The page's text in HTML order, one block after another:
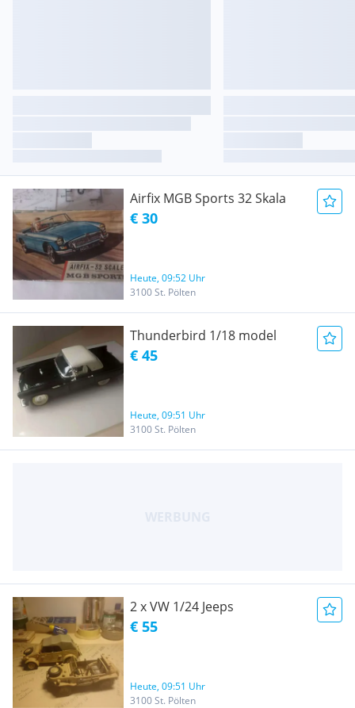
Airfix MGB Sports 32 Skala
€ 30
Heute, 09:52 Uhr
3100 St. Pölten
Thunderbird 1/18 model
€ 45
Heute, 09:51 Uhr
3100 St. Pölten
2 x VW 1/24 Jeeps
€ 55
Heute, 09:51 Uhr
3100 St. Pölten